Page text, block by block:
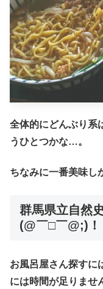
全体的にどんぶり系
うひとつかな…。
ちなみに一番美味し
群馬県立自然
(@￣□￣@;)！
お風呂屋さん探すに
には時間が足りませ